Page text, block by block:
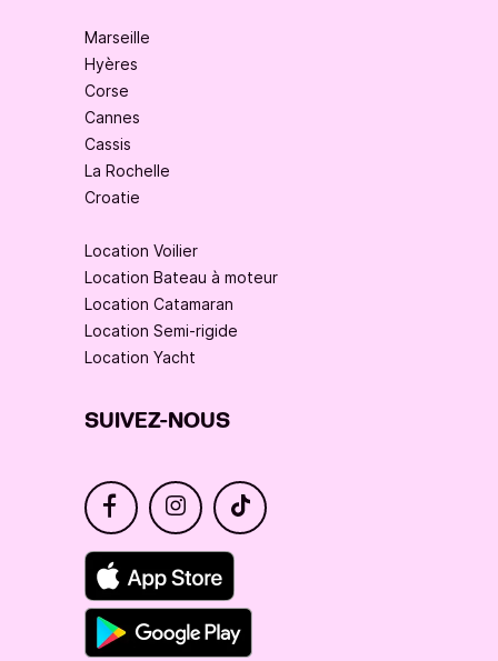
Marseille
Hyères
Corse
Cannes
Cassis
La Rochelle
Croatie
Location Voilier
Location Bateau à moteur
Location Catamaran
Location Semi-rigide
Location Yacht
SUIVEZ-NOUS